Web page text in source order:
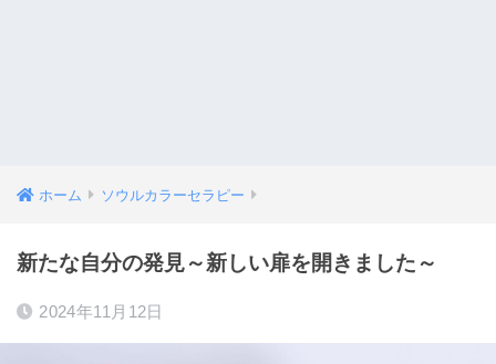
ホーム ソウルカラーセラピー
新たな自分の発見～新しい扉を開きました～
2024年11月12日